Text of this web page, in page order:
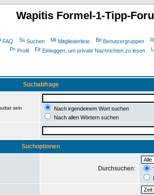
Wapitis Formel-1-Tipp-
FAQ Suchen Mitgliederliste Benutzergruppen
Profil
Einloggen, um private Nachrichten zu lesen
Suchabfrage
sein
Nach irgendeinem Wort suchen
Nach allen Wörtern suchen
Suchoptionen
Durchsuchen: